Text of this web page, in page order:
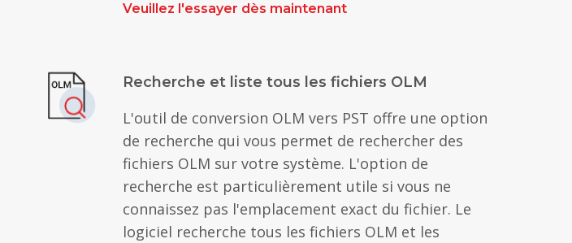
Veuillez l'essayer dès maintenant
Recherche et liste tous les fichiers OLM
L'outil de conversion OLM vers PST offre une option
de recherche qui vous permet de rechercher des
fichiers OLM sur votre système. L'option de
recherche est particulièrement utile si vous ne
connaissez pas l'emplacement exact du fichier. Le
logiciel recherche tous les fichiers OLM et les